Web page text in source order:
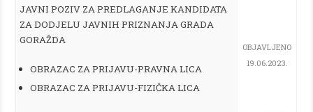
JAVNI POZIV ZA PREDLAGANJE KANDIDATA
ZA DODJELU JAVNIH PRIZNANJA GRADA
GORAŽDA
OBRAZAC ZA PRIJAVU-PRAVNA LICA
OBRAZAC ZA PRIJAVU-FIZIČKA LICA
OBJAVLJENO
19.06.2023.